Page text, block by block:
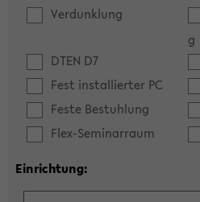
Verdunklung
g
DTEN D7
Fest installierter PC
Feste Bestuhlung
Flex-Seminarraum
Einrichtung: